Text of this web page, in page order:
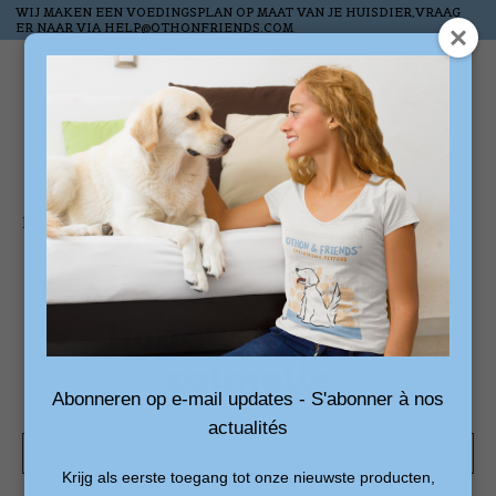
WIJ MAKEN EEN VOEDINGSPLAN OP MAAT VAN JE HUISDIER,VRAAG
ER NAAR VIA HELP@OTHONFRIENDS.COM
Verlanglijst
Home / Tags hoogwaardige zalmolie
Producten getagd met
hoogwaardige
Abonneren op e-mail updates - S'abonner à nos
actualités
Krijg als eerste toegang tot onze nieuwste producten,